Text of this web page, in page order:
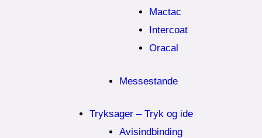
Mactac
Intercoat
Oracal
Messestande
Tryksager – Tryk og ide
Avisindbinding